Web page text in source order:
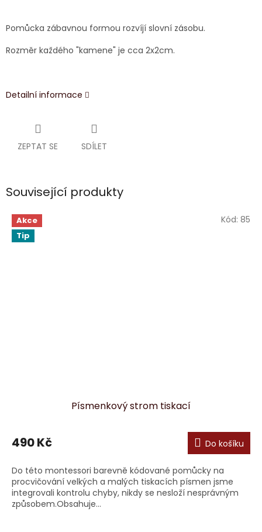
Pomůcka zábavnou formou rozvíjí slovní zásobu.
Rozměr každého "kamene" je cca 2x2cm.
Detailní informace
ZEPTAT SE SDÍLET
Související produkty
Akce
Tip
Písmenkový strom tiskací
490 Kč Do košíku
Do této montessori barevně kódované pomůcky na
procvičování velkých a malých tiskacích písmen jsme
integrovali kontrolu chyby, nikdy se nesloží nesprávným
způsobem.Obsahuje...
Kód: 85